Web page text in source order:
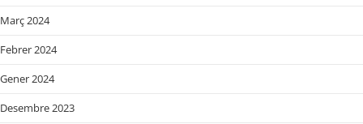
Març 2024
Febrer 2024
Gener 2024
Desembre 2023